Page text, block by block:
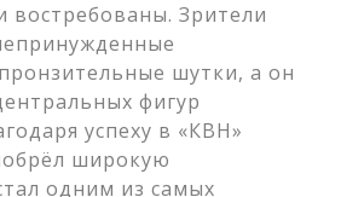
востребованы. Зрители
шутки, а он
фигур
успеху в «КВН»
широкую
одним из самых